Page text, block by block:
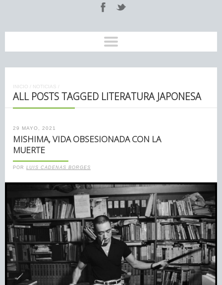
INICIO / NOTICIAS /
ALL POSTS TAGGED LITERATURA JAPONESA
29 MAYO, 2021
MISHIMA, VIDA OBSESIONADA CON LA
MUERTE
POR LUIS CADENAS BORGES